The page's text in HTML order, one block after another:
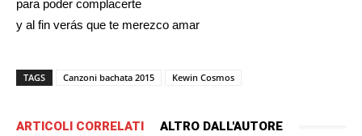
para poder complacerte
y al fin verás que te merezco amar
TAGS Canzoni bachata 2015 Kewin Cosmos
ARTICOLI CORRELATI ALTRO DALL'AUTORE